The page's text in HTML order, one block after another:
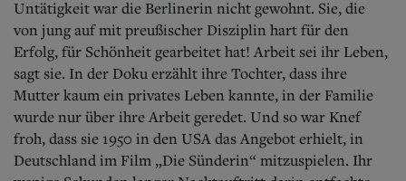
Untätigkeit war die Berlinerin nicht gewohnt. Sie, die
von jung auf mit preußischer Disziplin hart für den
Erfolg, für Schönheit gearbeitet hat! Arbeit sei ihr Leben,
sagt sie. In der Doku erzählt ihre Tochter, dass ihre
Mutter kaum ein privates Leben kannte, in der Familie
wurde nur über ihre Arbeit geredet. Und so war Knef
froh, dass sie 1950 in den USA das Angebot erhielt, in
Deutschland im Film „Die Sünderin“ mitzuspielen. Ihr